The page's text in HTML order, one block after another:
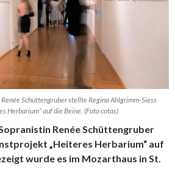
Schüttengruber stellte Regina Ahlgrimm-Siess
Herbarium“ auf die Beine. (Foto cotas)
Renée Schüttengruber
„Heiteres Herbarium“ auf
wurde es im Mozarthaus in St.